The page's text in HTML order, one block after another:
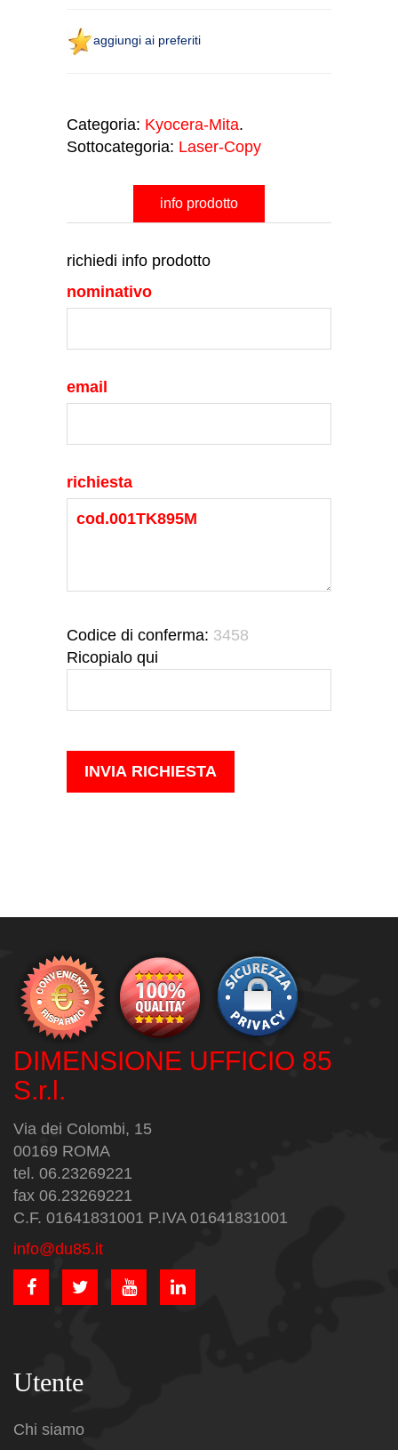
aggiungi ai preferiti
Categoria: Kyocera-Mita.
Sottocategoria: Laser-Copy
info prodotto
richiedi info prodotto
nominativo
email
richiesta
Codice di conferma: 3458
Ricopialo qui
DIMENSIONE UFFICIO 85
S.r.l.
Via dei Colombi, 15
00169 ROMA
tel. 06.23269221
fax 06.23269221
C.F. 01641831001 P.IVA 01641831001
info@du85.it
Utente
Chi siamo